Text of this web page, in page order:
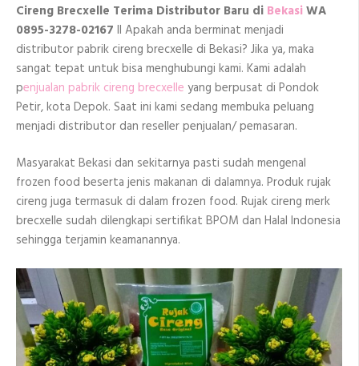
Bekasi
Cireng Brecxelle Terima Distributor Baru di BekasiWA
0895-3278-02167 II Apakah anda berminat menjadi
distributor pabrik cireng brecxelle di Bekasi? Jika ya, maka
sangat tepat untuk bisa menghubungi kami. Kami adalah
penjualan pabrik cireng brecxelle yang berpusat di Pondok
Petir, kota Depok. Saat ini kami sedang membuka peluang
menjadi distributor dan reseller penjualan/ pemasaran.
Masyarakat Bekasi dan sekitarnya pasti sudah mengenal
frozen food beserta jenis makanan di dalamnya. Produk rujak
cireng juga termasuk di dalam frozen food. Rujak cireng merk
brecxelle sudah dilengkapi sertifikat BPOM dan Halal Indonesia
sehingga terjamin keamanannya.